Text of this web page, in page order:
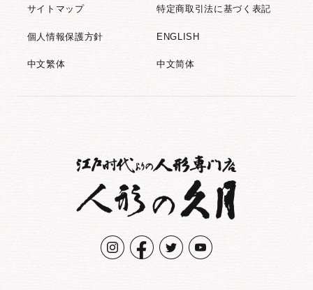
サイトマップ 特定商取引法に基づく表記
個人情報保護方針 ENGLISH
中文繁体 中文简体